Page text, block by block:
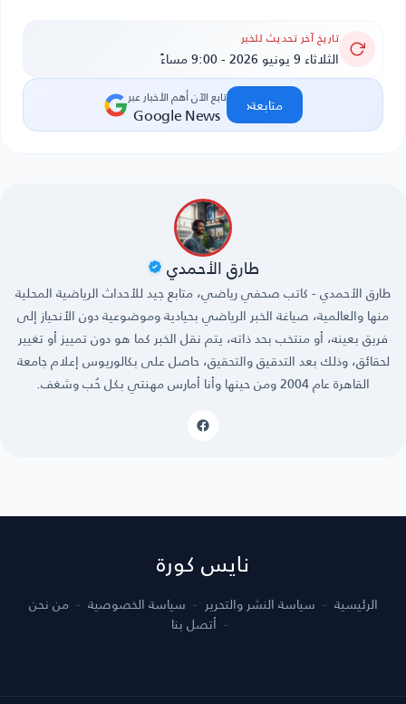
تاريخ آخر تحديث للخبر
الثلاثاء 9 يونيو 2026 - 9:00 مساءً
تابع الآن أهم الأخبار عبر
Google News متابعة‹
طارق الأحمدي
طارق الأحمدي - كاتب صحفي رياضي، متابع جيد للأحداث الرياضية المحلية
منها والعالمية، صياغة الخبر الرياضي بحيادية وموضوعية دون الأنحياز إلى
فريق بعينه، أو منتخب بحد ذاته، يتم نقل الخبر كما هو دون تمييز أو تغيير
لحقائق، وذلك بعد التدقيق والتحقيق، حاصل على بكالوريوس إعلام جامعة
القاهرة عام 2004 ومن حينها وأنا أمارس مهنتي بكل حُب وشغف.
نايس كورة
الرئيسية سياسة النشر والتحرير سياسة الخصوصية
من نحن
أتصل بنا